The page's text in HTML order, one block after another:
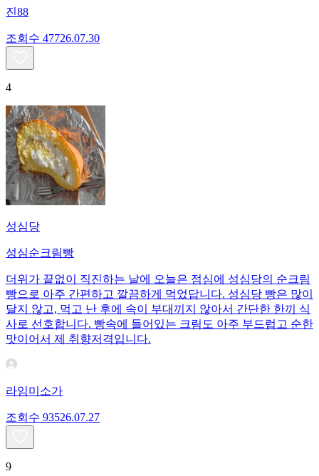
진88
조회수 47726.07.30
4
성심당
성심순크림빵
더위가 끝없이 직진하는 날에 오늘은 점심에 성심당의 순크림
빵으로 아주 간편하고 깔끔하게 먹었답니다. 성심당 빵은 많이
달지 않고, 먹고 난 후에 속이 부대끼지 않아서 간단한 한끼 식
사로 선호합니다. 빵속에 들어있는 크림도 아주 부드럽고 순한
맛이어서 제 취향저격입니다.
라임미소가
조회수 93526.07.27
9